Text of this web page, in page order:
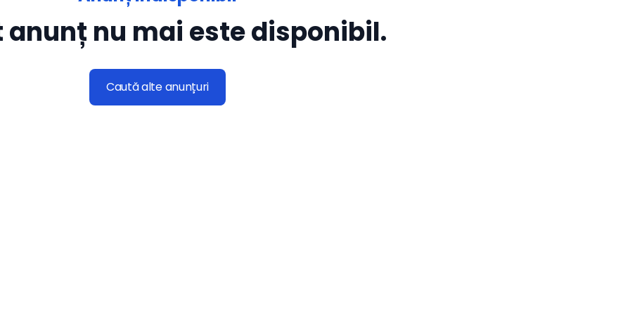
anunț nu mai este disponibil.
Caută alte anunțuri